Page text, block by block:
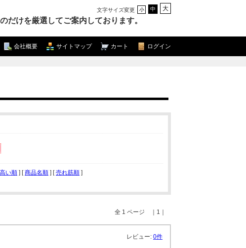
文字サイズ変更 小 中 大
だけを厳選してご案内しております。
ログイン
カート
サイトマップ
会社概要
い順 ] [商品名順 ] [売れ筋順 ]
全 1 ページ ｜1｜
レビュー: 0件